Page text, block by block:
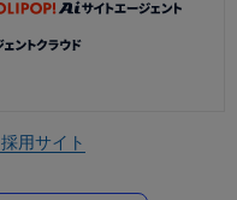
採用サイト